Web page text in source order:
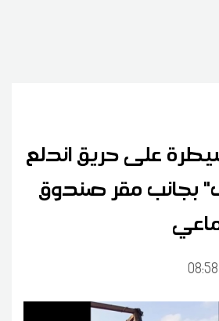
على حريق اندلع
بجانب مقر صندوق